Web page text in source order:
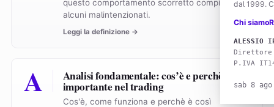
dal 1999.
Chi siamo
ALESSIO
Direttore
P.IVA
sab 8
questo comportamento scorretto compiuto da
alcuni malintenzionati.
Leggi la definizione →
A Analisi fondamentale: cos’è e perchè è così
importante nel trading
Cos'è, come funziona e perchè è così